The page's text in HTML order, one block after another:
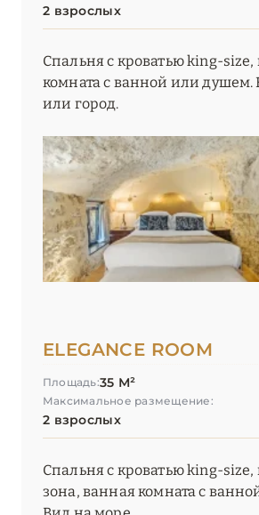
О-ДЕ-ФРАНС
ОВЕРНЬ-РОНА-
ОКСИТАНИЯ
ПАРИЖ
ПРОВАНС
2 взрослых
Спальня с кроватью king-size,
комната с ванной или душем.
или город.
ELEGANCE ROOM
Площадь:35 М²
Максимальное размещение:
2 взрослых
Спальня с кроватью king-size,
зона, ванная комната с